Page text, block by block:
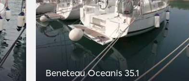
Beneteau Oceanis 35.1